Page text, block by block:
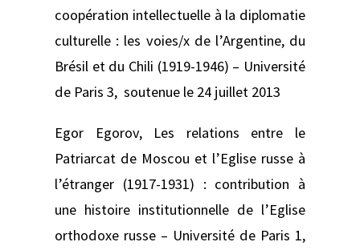
coopération intellectuelle à la diplomatie
culturelle : les voies/x de l’Argentine, du
Brésil et du Chili (1919-1946) – Université
de Paris 3, soutenue le 24 juillet 2013
Egor Egorov, Les relations entre le
Patriarcat de Moscou et l’Eglise russe à
l’étranger (1917-1931) : contribution à
une histoire institutionnelle de l’Eglise
orthodoxe russe – Université de Paris 1,